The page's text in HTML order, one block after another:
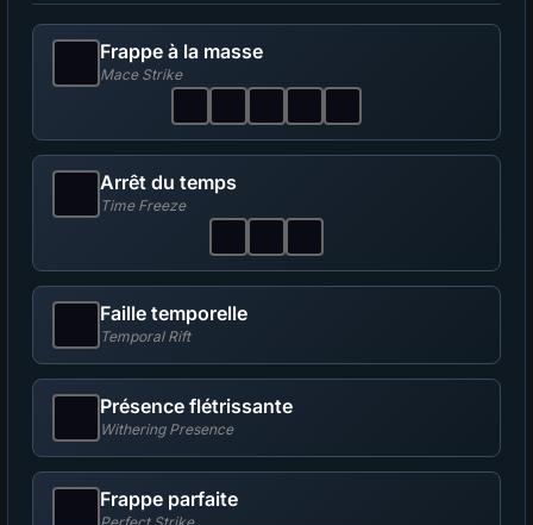
Frappe à la masse
Mace Strike
Arrêt du temps
Time Freeze
Faille temporelle
Temporal Rift
Présence flétrissante
Withering Presence
Frappe parfaite